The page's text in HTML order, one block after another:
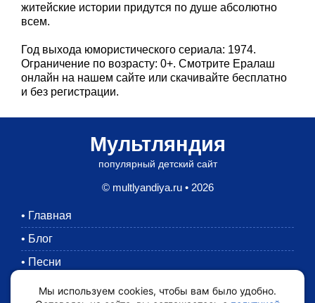
житейские истории придутся по душе абсолютно
всем.
Год выхода юмористического сериала: 1974.
Ограничение по возрасту: 0+. Смотрите Ералаш
онлайн на нашем сайте или скачивайте бесплатно
и без регистрации.
Мультляндия
популярный детский сайт
© multlyandiya.ru • 2026
• Главная
• Блог
• Песни
Раскраски
Мы используем cookies, чтобы вам было удобно.